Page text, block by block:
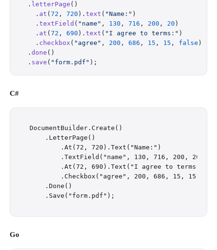
  .
letterPage ()
    .
at ( 72 , 720 ). text ( "Name:" )
    .
textField ( "name" , 130 , 716 , 200 , 20 )
    .
at ( 72 , 690 ). text ( "I agree to terms:" )
    .
checkbox ( "agree" , 200 , 686 , 15 , 15 , false )
  .
done ()
  .
save ( "form.pdf" );
C#
DocumentBuilder.Create()
    .LetterPage()
        .At(72, 720).Text("Name:")
        .TextField("name", 130, 716, 200, 20)
        .At(72, 690).Text("I agree to terms:")
.Checkbox("agree", 200, 686, 15, 15,
    .Done()
Go